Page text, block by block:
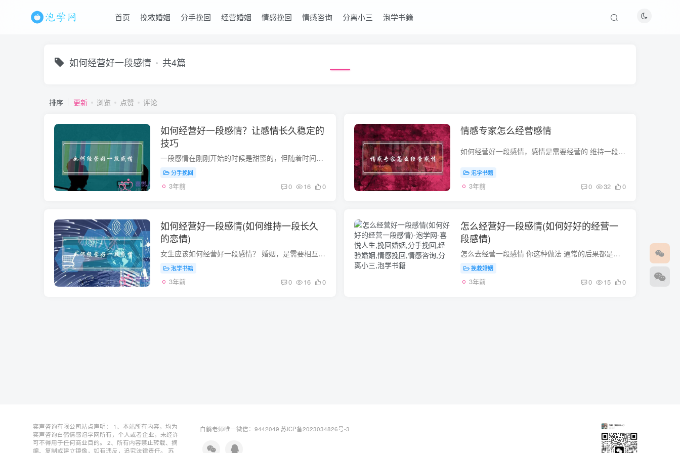
首页 挽救婚姻 分手挽回 经营婚姻 情感挽回 情感咨询 分离小三 泡学书籍
如何经营好一段感情 共4篇
排序 更新 浏览 点赞 评论
如何经营好一段感情？让感情长久稳定的
技巧
一段感情在刚刚开始的时候是甜蜜的，但随着时间的流逝，感情难免会进入倦怠期，而这段时期中如果不会经营，最后面临的将会是分手。那该如何经营好一段感情呢 一、定下共同目标两个人在恋爱里有...
分手挽回
3年前 0 16 0
情感专家怎么经营感情
如何经营好一段感情，感情是需要经营的 维持一段感情的四大方法: 第一：不要大意 维护一份感情，千万大意不得。不要因为工作忙事情多，就忽略了两人的感情生活。尤其是已婚的夫妇，千万不要因为...
泡学书籍
3年前 0 32 0
如何经营好一段感情(如何维持一段长久
的恋情)
女生应该如何经营好一段感情？ 婚姻，是需要相互尊重才能和谐长久的，谁不会想自己的婚姻床头吵到床尾，家里面吵完家外吵，而这样的婚姻必定是不会幸福的，如果你能多给对方一点宠爱，多给他一...
泡学书籍
3年前 0 16 0
怎么经营好一段感情(如何好好的经营一
段感情)
怎么去经营一段感情 你这种做法 通常的后果都是会让男生远离你 最后真的会分手！ 是不是先他找你QQ的时候你 爱理不理的 一段时间后你会发现 他不会主动来找你而且你找他的时间你会发现他对你很...
挽救婚姻
3年前 0 15 0
奕声咨询有限公司站点声明： 1、本站所有内容，均为
奕声咨询白鹤情感泡学网所有，个人或者企业，未经许
可不得用于任何商业目的。 2、所有内容禁止转载、摘
编、复制或建立镜像，如有违反，追究法律责任。 苏
白鹤老师唯一微信：9442049 苏ICP备2023034826号-3